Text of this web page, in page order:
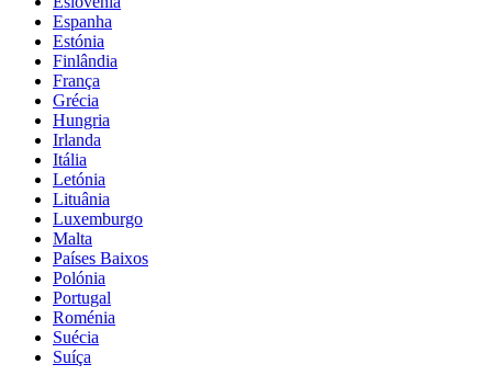
Espanha
Estónia
Finlândia
França
Grécia
Hungria
Irlanda
Itália
Letónia
Lituânia
Luxemburgo
Malta
Países Baixos
Polónia
Portugal
Roménia
Suécia
Suíça